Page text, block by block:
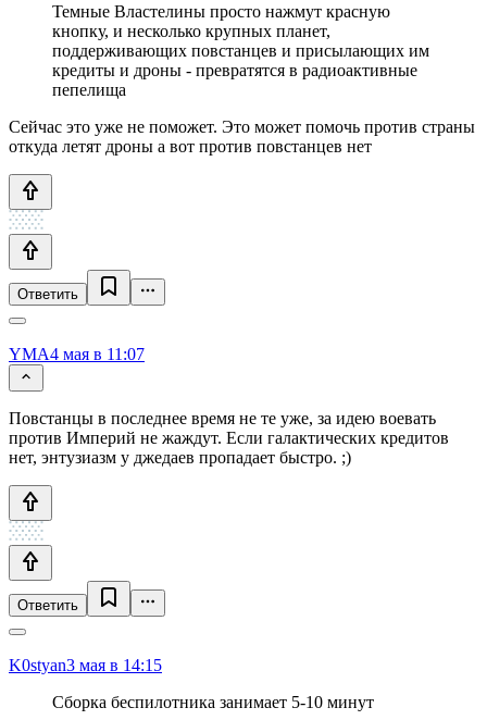
Темные Властелины просто нажмут красную
кнопку, и несколько крупных планет,
поддерживающих повстанцев и присылающих им
кредиты и дроны - превратятся в радиоактивные
пепелища
Сейчас это уже не поможет. Это может помочь против страны
откуда летят дроны а вот против повстанцев нет
Ответить
YMA4 мая в 11:07
Повстанцы в последнее время не те уже, за идею воевать
против Империй не жаждут. Если галактических кредитов
нет, энтузиазм у джедаев пропадает быстро. ;)
Ответить
K0styan3 мая в 14:15
Сборка беспилотника занимает 5-10 минут